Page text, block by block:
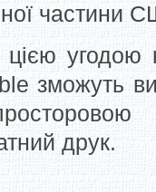
частини
угодою
зможуть
друк.